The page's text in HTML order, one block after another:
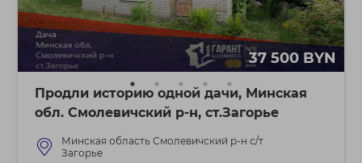
37 500 BYN
Продли историю одной дачи, Минская
обл. Смолевичский р-н, ст.Загорье
Минская область Смолевичский р-н с/т
Загорье